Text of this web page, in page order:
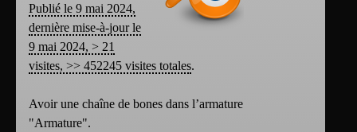
Publié le 9 mai 2024,
dernière mise-à-jour le
9 mai 2024, > 21
visites, >> 452245 visites totales.
Avoir une chaîne de bones dans l’armature
"Armature".